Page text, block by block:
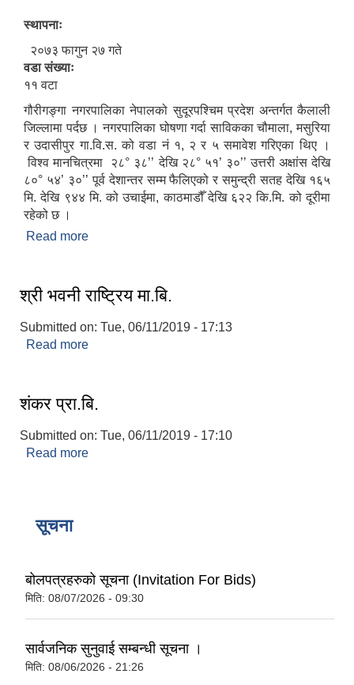
स्थापनाः
२०७३ फागुन २७ गते
वडा संख्याः
११ वटा
गौरीगङ्गा नगरपालिका नेपालको सुदूरपश्चिम प्रदेश अन्तर्गत कैलाली
जिल्लामा पर्दछ । नगरपालिका घोषणा गर्दा साविकका चौमाला, मसुरिया
र उदासीपुर गा.वि.स. को वडा नं १, २ र ५ समावेश गरिएका थिए ।
विश्व मानचित्रमा २८° ३८’’ देखि २८° ५१’ ३०’’ उत्तरी अक्षांस देखि
८०° ५४’ ३०’’ पूर्व देशान्तर सम्म फैलिएको र समुन्द्री सतह देखि १६५
मि. देखि ९४४ मि. को उचाईमा, काठमाडौँ देखि ६२२ कि.मि. को दूरीमा
रहेको छ ।
Read more
श्री भवनी राष्ट्रिय मा.बि.
Submitted on: Tue, 06/11/2019 - 17:13
Read more
शंकर प्रा.बि.
Submitted on: Tue, 06/11/2019 - 17:10
Read more
सूचना
बोलपत्रहरुको सूचना (Invitation For Bids)
मिति: 08/07/2026 - 09:30
सार्वजनिक सुनुवाई सम्बन्धी सूचना ।
मिति: 08/06/2026 - 21:26